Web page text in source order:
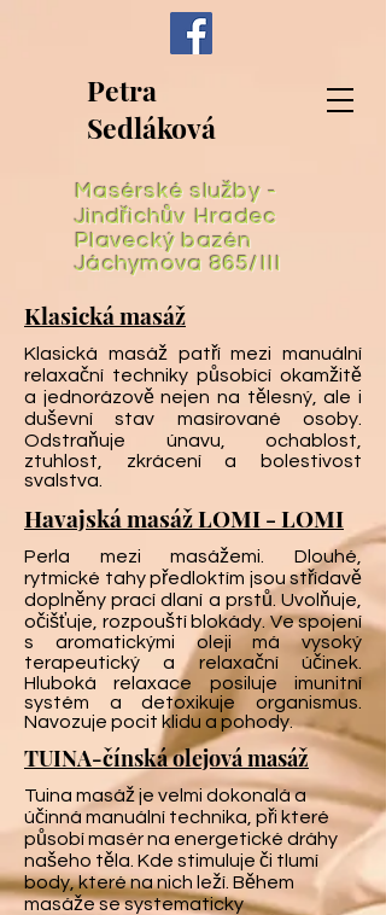
Petra
Sedláková
Masérské služby -
Jindřichův Hradec
Plavecký bazén
Jáchymova 865/III
Klasická masáž
Klasická masáž patří mezi manuální
relaxační techniky působící okamžitě
a jednorázově nejen na tělesný, ale i
duševní stav masírované osoby.
Odstraňuje únavu, ochablost,
ztuhlost, zkrácení a bolestivost
svalstva.
Havajská masáž LOMI - LOMI
Perla mezi masážemi. Dlouhé,
rytmické tahy předloktím jsou střídavě
doplněny prací dlaní a prstů. Uvolňuje,
očišťuje, rozpouští blokády. Ve spojení
s aromatickými oleji má vysoký
terapeutický a relaxační účinek.
Hluboká relaxace posiluje imunitní
systém a detoxikuje organismus.
Navozuje pocit klidu a pohody.
TUINA-čínská olejová masáž
Tuina masáž je velmi dokonalá a
účinná manuální technika, při které
působí masér na energetické dráhy
našeho těla. Kde stimuluje či tlumí
body, které na nich leží. Během
masáže se systematicky